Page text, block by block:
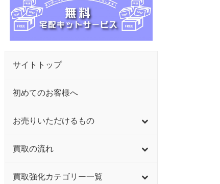
サイトトップ
初めてのお客様へ
お売りいただけるもの
買取の流れ
買取強化カテゴリー一覧